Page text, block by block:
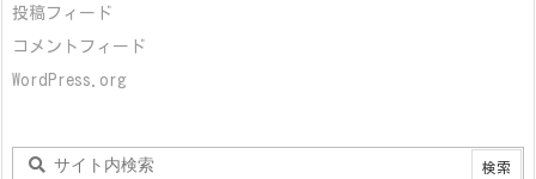
投稿フィード
コメントフィード
WordPress.org